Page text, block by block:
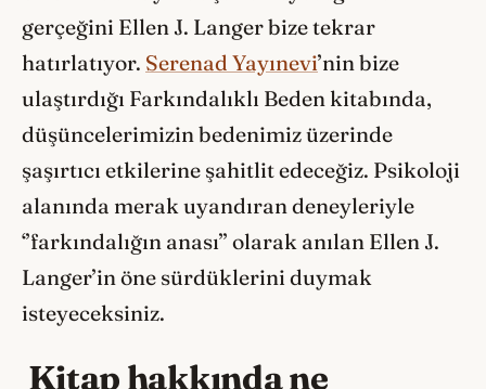
gerçeğini Ellen J. Langer bize tekrar
hatırlatıyor. Serenad Yayınevi’nin bize
ulaştırdığı Farkındalıklı Beden kitabında,
düşüncelerimizin bedenimiz üzerinde
şaşırtıcı etkilerine şahitlit edeceğiz. Psikoloji
alanında merak uyandıran deneyleriyle
‘’farkındalığın anası’’ olarak anılan Ellen J.
Langer’in öne sürdüklerini duymak
isteyeceksiniz.
Kitap hakkında ne